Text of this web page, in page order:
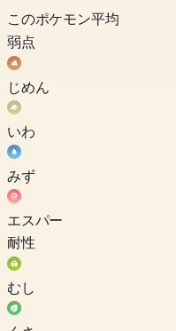
このポケモン平均
弱点
じめん
いわ
みず
エスパー
耐性
むし